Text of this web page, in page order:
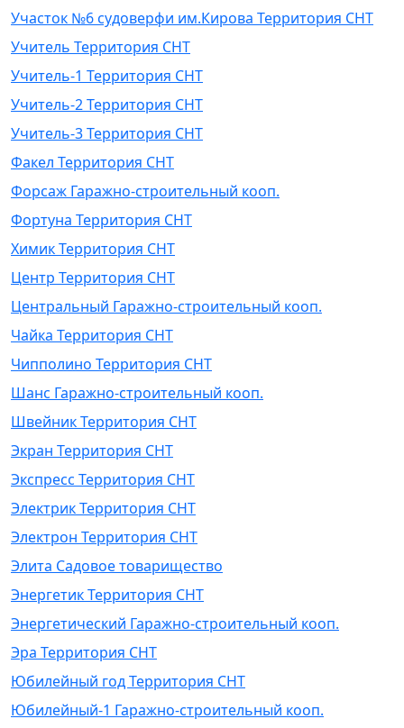
Участок №6 судоверфи им.Кирова Территория СНТ
Учитель Территория СНТ
Учитель-1 Территория СНТ
Учитель-2 Территория СНТ
Учитель-3 Территория СНТ
Факел Территория СНТ
Форсаж Гаражно-строительный кооп.
Фортуна Территория СНТ
Химик Территория СНТ
Центр Территория СНТ
Центральный Гаражно-строительный кооп.
Чайка Территория СНТ
Чипполино Территория СНТ
Шанс Гаражно-строительный кооп.
Швейник Территория СНТ
Экран Территория СНТ
Экспресс Территория СНТ
Электрик Территория СНТ
Электрон Территория СНТ
Элита Садовое товарищество
Энергетик Территория СНТ
Энергетический Гаражно-строительный кооп.
Эра Территория СНТ
Юбилейный год Территория СНТ
Юбилейный-1 Гаражно-строительный кооп.